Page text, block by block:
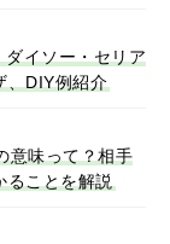
イソー・セリア
、DIY例紹介
意味って？相手
ることを解説